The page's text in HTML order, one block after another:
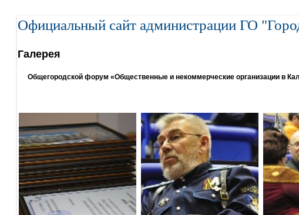
Официальный сайт администрации ГО
Галерея
Общегородской форум «Общественные и некоммерческие организации в